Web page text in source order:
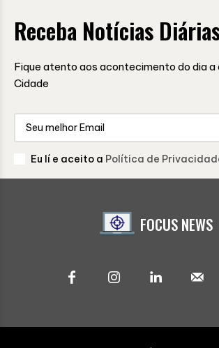
Receba Notícias
Fique atento aos acontecimento do dia a
Cidade
Eu lí e aceito a Política de
FOCUS NEWS